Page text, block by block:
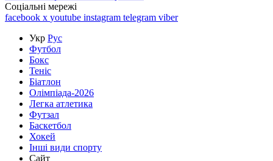
Соціальні мережі
facebook x youtube instagram telegram viber
Укр Рус
Футбол
Бокс
Теніс
Біатлон
Олімпіада-2026
Легка атлетика
Футзал
Баскетбол
Хокей
Інші види спорту
Сайт